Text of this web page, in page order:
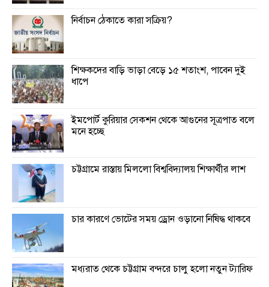
নির্বাচন ঠেকাতে কারা সক্রিয়?
শিক্ষকদের বাড়ি ভাড়া বেড়ে ১৫ শতাংশ, পাবেন দুই
ধাপে
ইমপোর্ট কুরিয়ার সেকশন থেকে আগুনের সূত্রপাত বলে
মনে হচ্ছে
চট্টগ্রামে রাস্তায় মিললো বিশ্ববিদ্যালয় শিক্ষার্থীর লাশ
চার কারণে ভোটের সময় ড্রোন ওড়ানো নিষিদ্ধ থাকবে
মধ্যরাত থেকে চট্টগ্রাম বন্দরে চালু হলো নতুন ট্যারিফ